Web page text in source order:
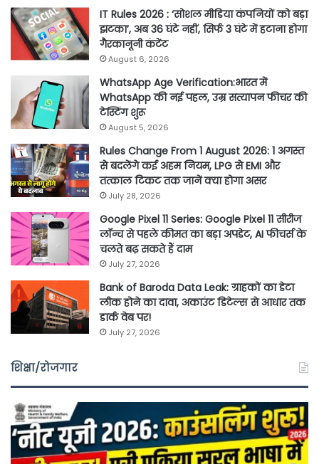
IT Rules 2026 : ‘सोशल मीडिया कंपनियों को बड़ा
झटका’, अब 36 घंटे नहीं, सिर्फ 3 घंटे में हटाना होगा
गैरकानूनी कंटेंट
August 6, 2026
WhatsApp Age Verification:भारत में
WhatsApp की नई पहल, उम्र सत्यापन फीचर की
टेस्टिंग शुरू
August 5, 2026
Rules Change From 1 August 2026: 1 अगस्त
से बदलेंगे कई अहम नियम, LPG से EMI और
तत्काल टिकट तक जानें क्या होगा असर
July 28, 2026
Google Pixel 11 Series: Google Pixel 11 सीरीज
लॉन्च से पहले कीमत का बड़ा अपडेट, AI फीचर्स के
चलते बढ़ सकते हैं दाम
July 27, 2026
Bank of Baroda Data Leak: ग्राहकों का डेटा
लीक होने का दावा, अकाउंट डिटेल्स से आधार तक
डार्क वेब पर!
July 27, 2026
शिक्षा/रोजगार